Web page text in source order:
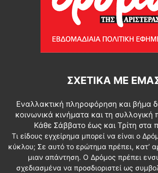
ΣΧΕΤΙΚΆ ΜΕ
Εναλλακτική πληροφόρηση και βήμα
κοινωνικά κινήματα και τη συλλογική
Κάθε Σάββατο έως και Τρίτη στα
Τι είδους εγχείρημα μπορεί να είναι ο
κύκλου; Σε αυτό το ερώτημα πρέπει, κατ’
μιαν απάντηση. Ο Δρόμος πρέπει
σχεδιασμένα να προσδιοριστεί ως